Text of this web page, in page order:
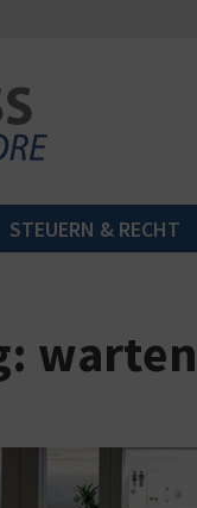
STEUERN & RECHT
warten